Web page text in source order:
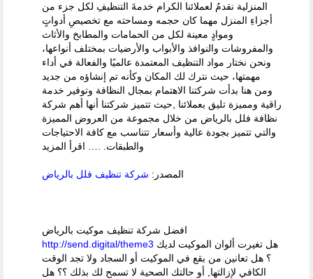
المنزلية نقدمُ لعملائنا الكرام خدمةَ التنظيفِ لكل جزء من
أجزاءِ المنزل مهما كان حجمه ومساحته مع تخصيصِ أدواتٍ
وموادٍ معينة لكل من الحمامات والمطابخ والأثاث
والمفروشات والنوافذ والأبواب والأرضيات بمختلف أنواعها،
ونحن نختار مواد التنظيف المعتمدة عالميًا والفعالة في أداء
مهمتها، حيث نترك لك المكان وكأنه تم إنشاؤه من جديد
ومن هنا بدأت شركتنا الاهتمام بمجال النظافة وتوفير خدمة
راقية ومميزة تليق بعملائنا ,حيث تتميز شركتنا أنها أهم شركة
نظافة فلل بالرياض من خلال مجموعة من العروض المميزة
والتي تتميز بجودة عالية وأسعار تتناسب مع كافة الاحتياجات
والطبقات. .… اقرأ المزيد
المصدر: شركة تنظيف فلل بالرياض
افضل شركة تنظيف موكيت بالرياض
http://send.digital/theme3
؟ هل تعانين من بقع في الموكيت أو السجاد ولا تجد الوقت
الكافي لإزالتها, أو حالتك الصحية لا تسمح لك بذلك ؟؟ هل